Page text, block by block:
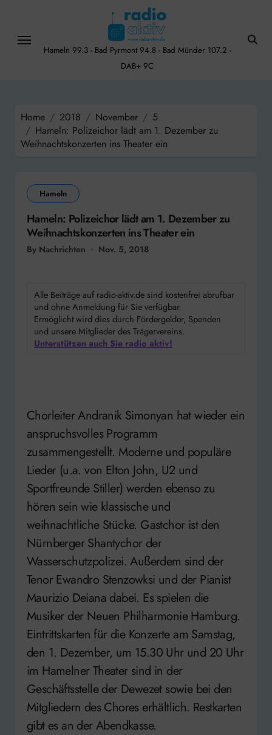
content
Hameln 99.3 - Bad Pyrmont 94.8 - Bad Münder 107.2 -
DAB+ 9C
Home 2018 November
5
Hameln: Polizeichor lädt am 1. Dezember zu
Weihnachtskonzerten ins Theater ein
Hameln
Hameln: Polizeichor lädt am 1. Dezember zu
Weihnachtskonzerten ins Theater ein
By Nachrichten Nov. 5, 2018
Alle Beiträge auf radio-aktiv.de sind kostenfrei abrufbar
und ohne Anmeldung für Sie verfügbar.
Ermöglicht wird dies durch Fördergelder, Spenden
und unsere Mitglieder des Trägervereins.
Unterstützen auch Sie radio aktiv!
Chorleiter Andranik Simonyan hat wieder ein
anspruchsvolles Programm
zusammengestellt. Moderne und populäre
Lieder (u.a. von Elton John, U2 und
Sportfreunde Stiller) werden ebenso zu
hören sein wie klassische und
weihnachtliche Stücke. Gastchor ist den
Nürnberger Shantychor der
Wasserschutzpolizei. Außerdem sind der
Tenor Ewandro Stenzowksi und der Pianist
Maurizio Deiana dabei. Es spielen die
Musiker der Neuen Philharmonie Hamburg.
Eintrittskarten für die Konzerte am Samstag,
den 1. Dezember, um 15.30 Uhr und 20 Uhr
im Hamelner Theater sind in der
Geschäftsstelle der Dewezet sowie bei den
Mitgliedern des Chores erhältlich. Restkarten
gibt es an der Abendkasse.